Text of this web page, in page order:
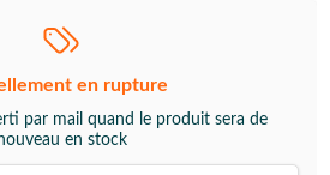
en rupture
par mail quand le produit sera de
en stock